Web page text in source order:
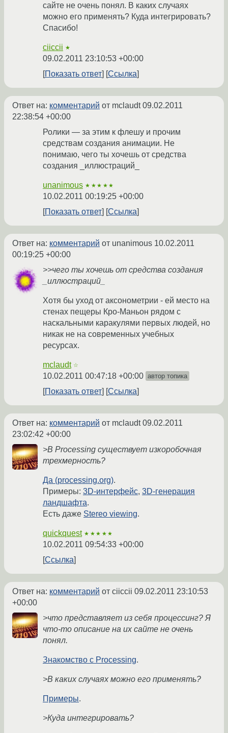
сайте не очень понял. В каких случаях
можно его применять? Куда интегрировать?
Спасибо!
ciiccii ★
09.02.2011 23:10:53 +00:00
Показать ответ
Ссылка
Ответ на: комментарий от mclaudt09.02.2011
22:38:54 +00:00
Ролики — за этим к флешу и прочим
средствам создания анимации. Не
понимаю, чего ты хочешь от средства
создания _иллюстраций_
unanimous ★★★★★
10.02.2011 00:19:25 +00:00
Показать ответ
Ссылка
Ответ на: комментарий от unanimous 10.02.2011
00:19:25 +00:00
>>чего ты хочешь от средства создания
_иллюстраций_
Хотя бы уход от аксонометрии - ей место на
стенах пещеры Кро-Маньон рядом с
наскальными каракулями первых людей, но
никак не на современных учебных
ресурсах.
mclaudt ☆
10.02.2011 00:47:18 +00:00 автор топика
Показать ответ Ссылка
Ответ на: комментарий от mclaudt09.02.2011
23:02:42 +00:00
>В Processing существует изкоробочная
трехмерность?
Да (processing.org).
Примеры: 3D-интерфейс, 3D-генерация
ландшафта.
Есть даже Stereo viewing.
quickquest ★★★★★
10.02.2011 09:54:33 +00:00
Ссылка
Ответ на: комментарий от ciiccii 09.02.2011 23:10:53
+00:00
>что представляет из себя процессинг? Я
что-то описание на их сайте не очень
понял.
Знакомство с Processing.
>В каких случаях можно его применять?
Примеры.
>Куда интегрировать?